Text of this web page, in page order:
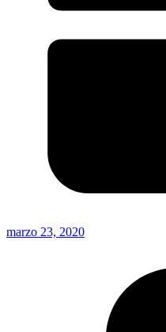
marzo 23, 2020